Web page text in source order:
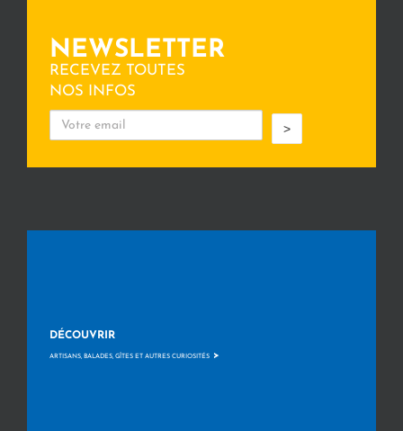
NEWSLETTER
RECEVEZ TOUTES
NOS INFOS
>
DÉCOUVRIR
ARTISANS, BALADES, GÎTES ET AUTRES CURIOSITÉS >